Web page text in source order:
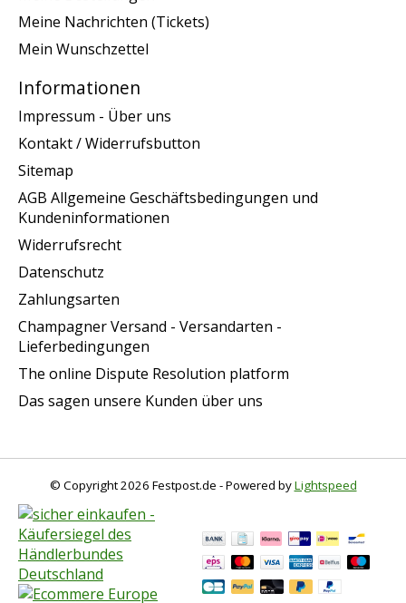
Meine Nachrichten (Tickets)
Mein Wunschzettel
Informationen
Impressum - Über uns
Kontakt / Widerrufsbutton
Sitemap
AGB Allgemeine Geschäftsbedingungen und
Kundeninformationen
Widerrufsrecht
Datenschutz
Zahlungsarten
Champagner Versand - Versandarten -
Lieferbedingungen
The online Dispute Resolution platform
Das sagen unsere Kunden über uns
© Copyright 2026 Festpost.de - Powered byLightspeed